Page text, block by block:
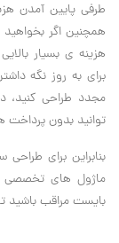
طرفی پایین آمدن
همچنین اگر
هزینه ی بسیار
برای به روز نگه
مجدد طراحی کنید،
توانید بدون پرداخت
بنابراین برای طراحی
ماژول های تخصصی
بایست مراقب باشید